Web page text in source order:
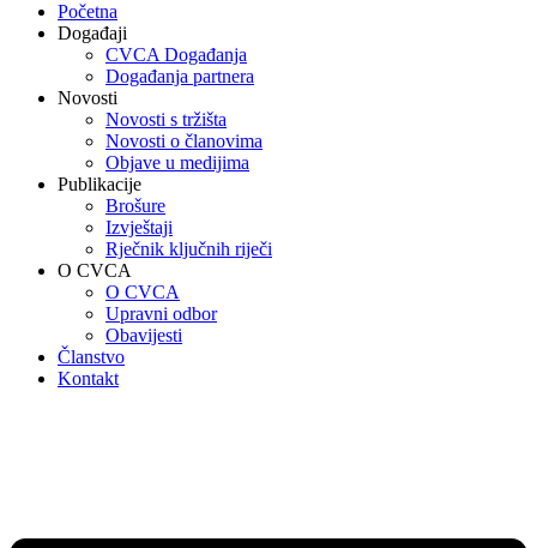
Početna
Događaji
CVCA Događanja
Događanja partnera
Novosti
Novosti s tržišta
Novosti o članovima
Objave u medijima
Publikacije
Brošure
Izvještaji
Rječnik ključnih riječi
O CVCA
O CVCA
Upravni odbor
Obavijesti
Članstvo
Kontakt